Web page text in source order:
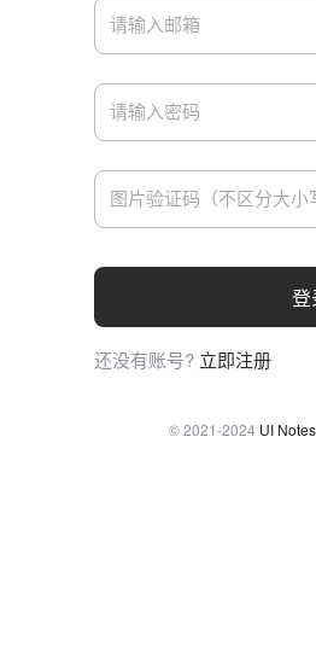
登
还没有账号? 立即注册
© 2021-2024 UI Notes